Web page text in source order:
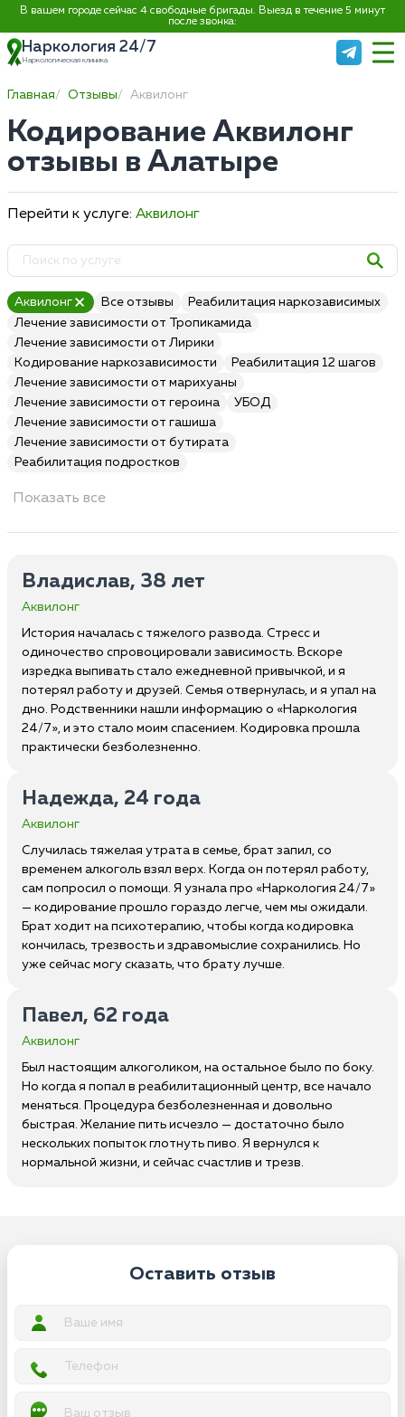
В вашем городе сейчас 4 свободные бригады. Выезд в течение 5 минут
после звонка:
Наркология 24/7
Наркологическая клиника
Главная Отзывы Аквилонг
Кодирование Аквилонг
отзывы в Алатыре
Перейти к услуге: Аквилонг
Аквилонг Все отзывы
Реабилитация наркозависимых
Лечение зависимости от Тропикамида
Лечение зависимости от Лирики
Кодирование наркозависимости
Реабилитация 12 шагов
Лечение зависимости от марихуаны
Лечение зависимости от героина
УБОД
Лечение зависимости от гашиша
Лечение зависимости от бутирата
Реабилитация подростков
Показать все
Владислав, 38 лет
Аквилонг
История началась с тяжелого развода. Стресс и
одиночество спровоцировали зависимость. Вскоре
изредка выпивать стало ежедневной привычкой, и я
потерял работу и друзей. Семья отвернулась, и я упал на
дно. Родственники нашли информацию о «Наркология
24/7», и это стало моим спасением. Кодировка прошла
практически безболезненно.
Надежда, 24 года
Аквилонг
Случилась тяжелая утрата в семье, брат запил, со
временем алкоголь взял верх. Когда он потерял работу,
сам попросил о помощи. Я узнала про «Наркология 24/7»
— кодирование прошло гораздо легче, чем мы ожидали.
Брат ходит на психотерапию, чтобы когда кодировка
кончилась, трезвость и здравомыслие сохранились. Но
уже сейчас могу сказать, что брату лучше.
Павел, 62 года
Аквилонг
Был настоящим алкоголиком, на остальное было по боку.
Но когда я попал в реабилитационный центр, все начало
меняться. Процедура безболезненная и довольно
быстрая. Желание пить исчезло — достаточно было
нескольких попыток глотнуть пиво. Я вернулся к
нормальной жизни, и сейчас счастлив и трезв.
Оставить отзыв